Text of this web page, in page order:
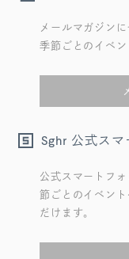
メールマガジン
季節ごとのイベン
Sghr 公式スマ
公式スマートフ
節ごとのイベン
だけます。